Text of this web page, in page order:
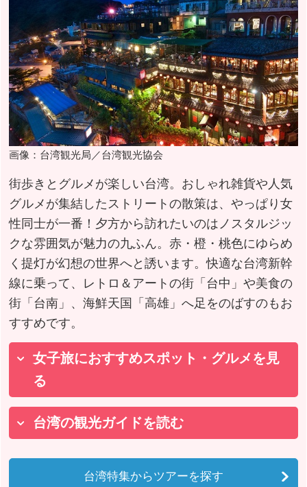
画像：台湾観光局／台湾観光協会
街歩きとグルメが楽しい台湾。おしゃれ雑貨や人気
グルメが集結したストリートの散策は、やっぱり女
性同士が一番！夕方から訪れたいのはノスタルジッ
クな雰囲気が魅力の九ふん。赤・橙・桃色にゆらめ
く提灯が幻想の世界へと誘います。快適な台湾新幹
線に乗って、レトロ＆アートの街「台中」や美食の
街「台南」、海鮮天国「高雄」へ足をのばすのもお
すすめです。
女子旅におすすめスポット・グルメを見
る
台湾の観光ガイドを読む
台湾特集からツアーを探す